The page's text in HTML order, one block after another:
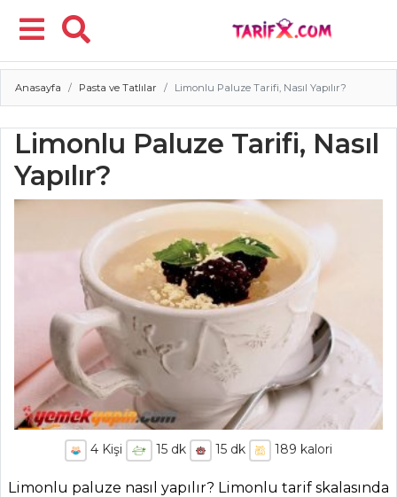
Menü
Anasayfa Pasta ve Tatlılar Limonlu Paluze Tarifi, Nasıl Yapılır?
Limonlu Paluze Tarifi, Nasıl
Yapılır?
4 Kişi 15dk 15dk 189 kalori
Limonlu paluze nasıl yapılır? Limonlu tarif skalasında